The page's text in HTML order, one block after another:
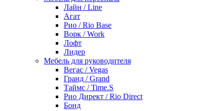
Лайн / Line
Агат
Рио / Rio Base
Ворк / Work
Лофт
Лидер
Мебель для руководителя
Вегас / Vegas
Гранд / Grand
Таймс / Time.S
Рио Директ / Rio Direct
Бонд